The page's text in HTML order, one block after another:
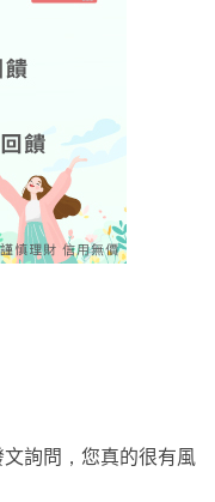
詢問，您真的很有風